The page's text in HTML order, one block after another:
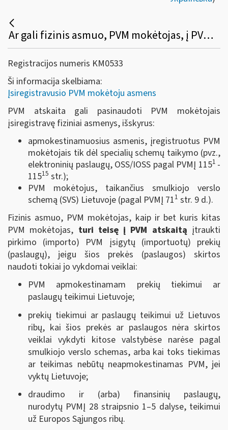
Ar gali fizinis asmuo, PVM mokėtojas, į PVM atskaitą įtraukti įsigytų prekių (paslaugų), skirtų PVM apmokestinamai veiklai vykdyti, pirkimo (importo) PVM?
Registracijos numeris KM0533
Ši informacija skelbiama:
Įsiregistravusio PVM mokėtoju asmens
PVM atskaita gali pasinaudoti PVM mokėtojais
įsiregistravę fiziniai asmenys, išskyrus:
apmokestinamuosius asmenis, įregistruotus PVM
mokėtojais tik dėl specialių schemų taikymo (pvz.,
elektroninių paslaugų, OSS/IOSS pagal PVMĮ 1151 -
11515 str.);
PVM mokėtojus, taikančius smulkiojo verslo
schemą (SVS) Lietuvoje (pagal PVMĮ 711 str. 9 d.).
Fizinis asmuo, PVM mokėtojas, kaip ir bet kuris kitas
PVM mokėtojas, turi teisę į PVM atskaitą įtraukti
pirkimo (importo) PVM įsigytų (importuotų) prekių
(paslaugų), jeigu šios prekės (paslaugos) skirtos
naudoti tokiai jo vykdomai veiklai:
PVM apmokestinamam prekių tiekimui ar
paslaugų teikimui Lietuvoje;
prekių tiekimui ar paslaugų teikimui už Lietuvos
ribų, kai šios prekės ar paslaugos nėra skirtos
veiklai vykdyti kitose valstybėse narėse pagal
smulkiojo verslo schemas, arba kai toks tiekimas
ar teikimas nebūtų neapmokestinamas PVM, jei
vyktų Lietuvoje;
draudimo ir (arba) finansinių paslaugų,
nurodytų PVMĮ 28 straipsnio 1–5 dalyse, teikimui
už Europos Sąjungos ribų.